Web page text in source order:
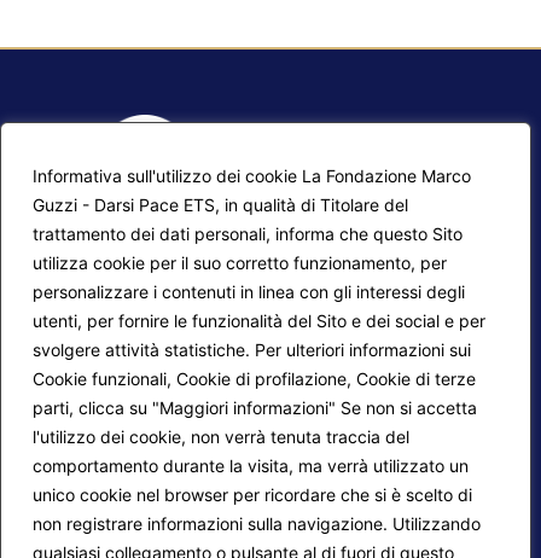
Informativa sull'utilizzo dei cookie La Fondazione Marco
Guzzi - Darsi Pace ETS, in qualità di Titolare del
trattamento dei dati personali, informa che questo Sito
utilizza cookie per il suo corretto funzionamento, per
personalizzare i contenuti in linea con gli interessi degli
utenti, per fornire le funzionalità del Sito e dei social e per
svolgere attività statistiche. Per ulteriori informazioni sui
Cookie funzionali, Cookie di profilazione, Cookie di terze
parti, clicca su "Maggiori informazioni" Se non si accetta
l'utilizzo dei cookie, non verrà tenuta traccia del
comportamento durante la visita, ma verrà utilizzato un
unico cookie nel browser per ricordare che si è scelto di
non registrare informazioni sulla navigazione. Utilizzando
qualsiasi collegamento o pulsante al di fuori di questo
Mappa del sito
Progetti Darsi Pace
Login redattori
Calendario corsi
Privacy Policy
Cookie Policy
Seguici su: